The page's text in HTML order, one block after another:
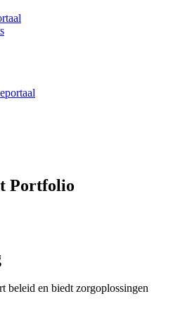
Portfolio
beleid en biedt zorgoplossingen